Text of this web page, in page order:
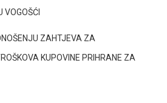
VOGOŠĆI
ZAHTJEVA ZA
KUPOVINE PRIHRANE ZA